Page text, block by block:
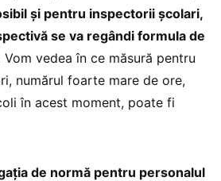
și pentru inspectorii școlari,
se va regândi formula de
Vom vedea în ce măsură pentru
numărul foarte mare de ore,
în acest moment, poate fi
de normă pentru personalul